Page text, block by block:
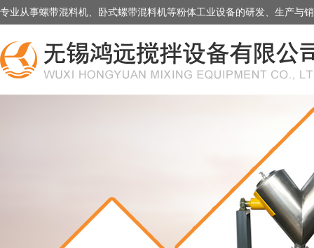
专业从事螺带混料机、卧式螺带混料机等粉体工业设备的研发、生产与